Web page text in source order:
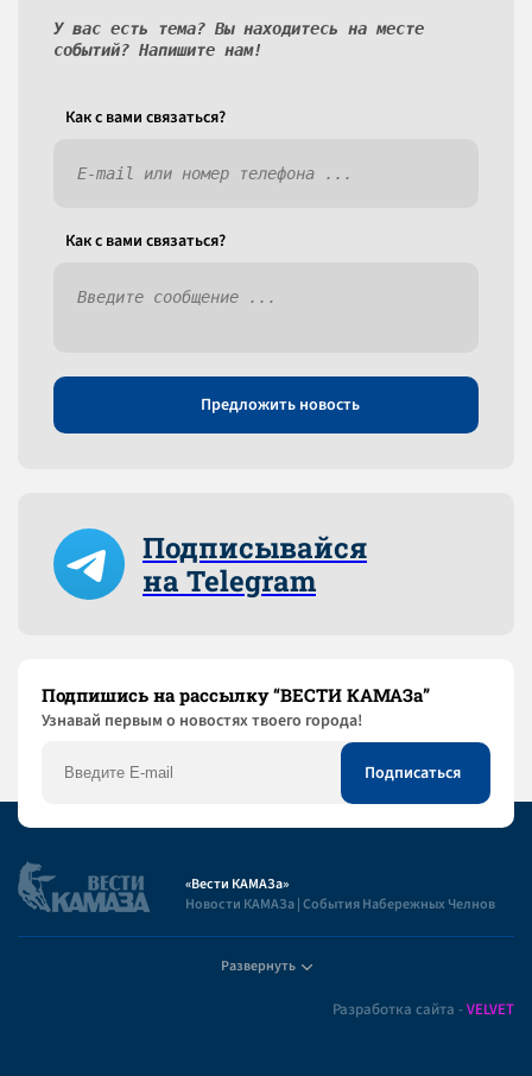
У вас есть тема? Вы находитесь на месте
событий? Напишите нам!
Как c вами связаться?
Как c вами связаться?
Предложить новость
Подписывайся
на Telegram
Подпишись на рассылку “ВЕСТИ КАМАЗа”
Узнaвай первым о новостях твоего города!
«Вести КАМАЗа»
Новости КАМАЗа | События Набережных Челнов
Развернуть
Разработка сайта -VELVET